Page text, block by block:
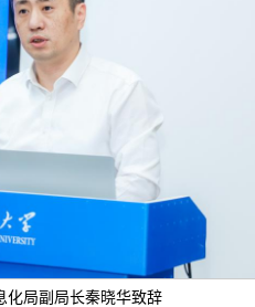
化局副局长秦晓华致辞